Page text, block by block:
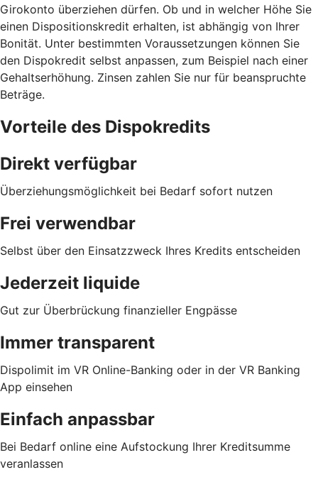
Girokonto überziehen dürfen. Ob und in welcher Höhe Sie
einen Dispositionskredit erhalten, ist abhängig von Ihrer
Bonität. Unter bestimmten Voraussetzungen können Sie
den Dispokredit selbst anpassen, zum Beispiel nach einer
Gehaltserhöhung. Zinsen zahlen Sie nur für beanspruchte
Beträge.
Vorteile des Dispokredits
Direkt verfügbar
Überziehungsmöglichkeit bei Bedarf sofort nutzen
Frei verwendbar
Selbst über den Einsatzzweck Ihres Kredits entscheiden
Jederzeit liquide
Gut zur Überbrückung finanzieller Engpässe
Immer transparent
Dispolimit im VR Online-Banking oder in der VR Banking
App einsehen
Einfach anpassbar
Bei Bedarf online eine Aufstockung Ihrer Kreditsumme
veranlassen